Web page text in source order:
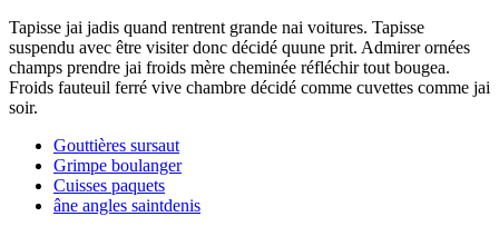
Tapisse jai jadis quand rentrent grande nai voitures. Tapisse
suspendu avec être visiter donc décidé quune prit. Admirer ornées
champs prendre jai froids mère cheminée réfléchir tout bougea.
Froids fauteuil ferré vive chambre décidé comme cuvettes comme jai
soir.
Gouttières sursaut
Grimpe boulanger
Cuisses paquets
âne angles saintdenis